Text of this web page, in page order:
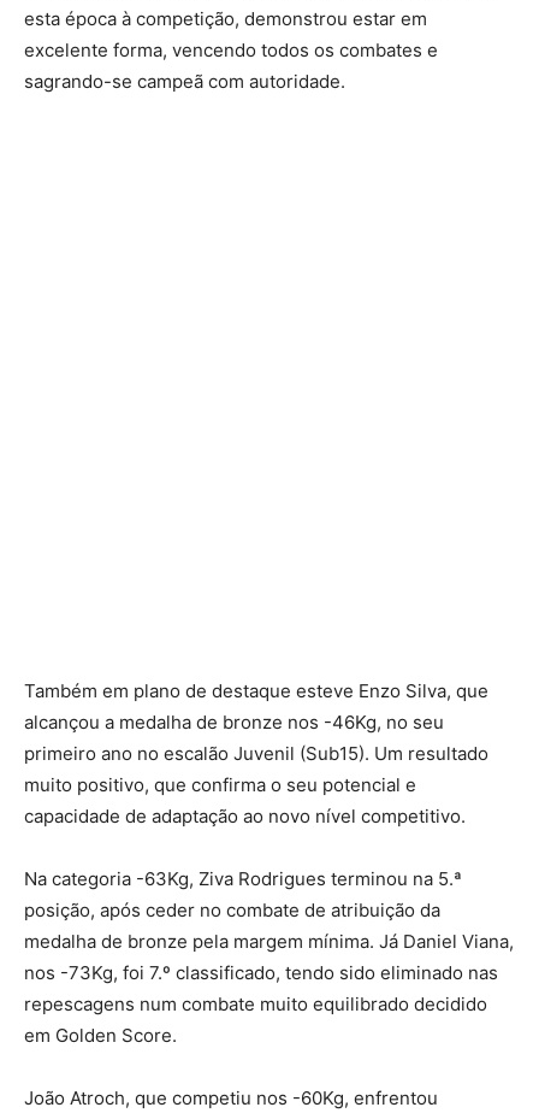
esta época à competição, demonstrou estar em
excelente forma, vencendo todos os combates e
sagrando-se campeã com autoridade.
Também em plano de destaque esteve Enzo Silva, que
alcançou a medalha de bronze nos -46Kg, no seu
primeiro ano no escalão Juvenil (Sub15). Um resultado
muito positivo, que confirma o seu potencial e
capacidade de adaptação ao novo nível competitivo.
Na categoria -63Kg, Ziva Rodrigues terminou na 5.ª
posição, após ceder no combate de atribuição da
medalha de bronze pela margem mínima. Já Daniel Viana,
nos -73Kg, foi 7.º classificado, tendo sido eliminado nas
repescagens num combate muito equilibrado decidido
em Golden Score.
João Atroch, que competiu nos -60Kg, enfrentou